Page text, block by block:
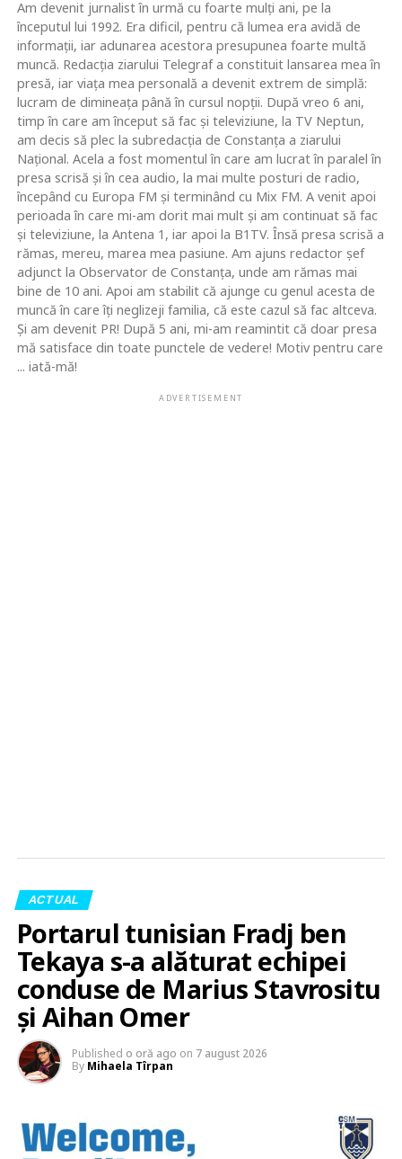
Am devenit jurnalist în urmă cu foarte mulţi ani, pe la
începutul lui 1992. Era dificil, pentru că lumea era avidă de
informaţii, iar adunarea acestora presupunea foarte multă
muncă. Redacţia ziarului Telegraf a constituit lansarea mea în
presă, iar viaţa mea personală a devenit extrem de simplă:
lucram de dimineaţa până în cursul nopţii. După vreo 6 ani,
timp în care am început să fac şi televiziune, la TV Neptun,
am decis să plec la subredacţia de Constanţa a ziarului
Naţional. Acela a fost momentul în care am lucrat în paralel în
presa scrisă şi în cea audio, la mai multe posturi de radio,
începând cu Europa FM şi terminând cu Mix FM. A venit apoi
perioada în care mi-am dorit mai mult şi am continuat să fac
şi televiziune, la Antena 1, iar apoi la B1TV. Însă presa scrisă a
rămas, mereu, marea mea pasiune. Am ajuns redactor şef
adjunct la Observator de Constanţa, unde am rămas mai
bine de 10 ani. Apoi am stabilit că ajunge cu genul acesta de
muncă în care îţi neglizeji familia, că este cazul să fac altceva.
Şi am devenit PR! După 5 ani, mi-am reamintit că doar presa
mă satisface din toate punctele de vedere! Motiv pentru care
... iată-mă!
ADVERTISEMENT
ACTUAL
Portarul tunisian Fradj ben
Tekaya s-a alăturat echipei
conduse de Marius Stavrositu
și Aihan Omer
Published o oră ago on 7 august 2026
By Mihaela Tîrpan